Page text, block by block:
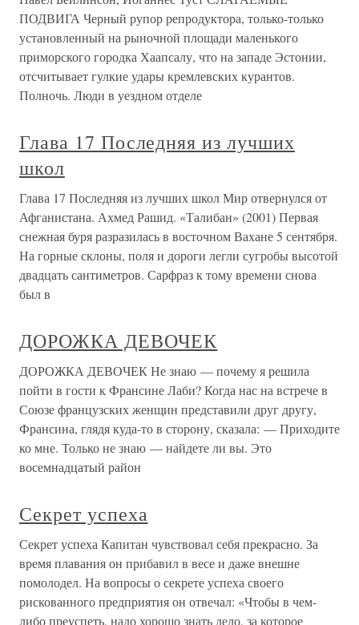
ПОДВИГА Черный рупор репродуктора, только-только
установленный на рыночной площади маленького
приморского городка Хаапсалу, что на западе Эстонии,
отсчитывает гулкие удары кремлевских курантов.
Полночь. Люди в уездном отделе
Глава 17 Последняя из лучших
школ
Глава 17 Последняя из лучших школ Мир отвернулся от
Афганистана. Ахмед Рашид. «Талибан» (2001) Первая
снежная буря разразилась в восточном Вахане 5 сентября.
На горные склоны, поля и дороги легли сугробы высотой
двадцать сантиметров. Сарфраз к тому времени снова
был в
ДОРОЖКА ДЕВОЧЕК
ДОРОЖКА ДЕВОЧЕК Не знаю — почему я решила
пойти в гости к Франсине Лаби? Когда нас на встрече в
Союзе французских женщин представили друг другу,
Франсина, глядя куда-то в сторону, сказала: — Приходите
ко мне. Только не знаю — найдете ли вы. Это
восемнадцатый район
Секрет успеха
Секрет успеха Капитан чувствовал себя прекрасно. За
время плавания он прибавил в весе и даже внешне
помолодел. На вопросы о секрете успеха своего
рискованного предприятия он отвечал: «Чтобы в чем-
либо преуспеть, надо хорошо знать дело, за которое